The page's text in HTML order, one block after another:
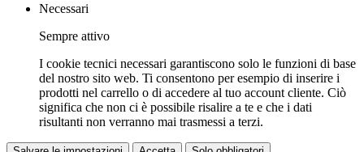
Necessari
Sempre attivo
I cookie tecnici necessari garantiscono solo le funzioni di base
del nostro sito web. Ti consentono per esempio di inserire i
prodotti nel carrello o di accedere al tuo account cliente. Ciò
significa che non ci è possibile risalire a te e che i dati
risultanti non verranno mai trasmessi a terzi.